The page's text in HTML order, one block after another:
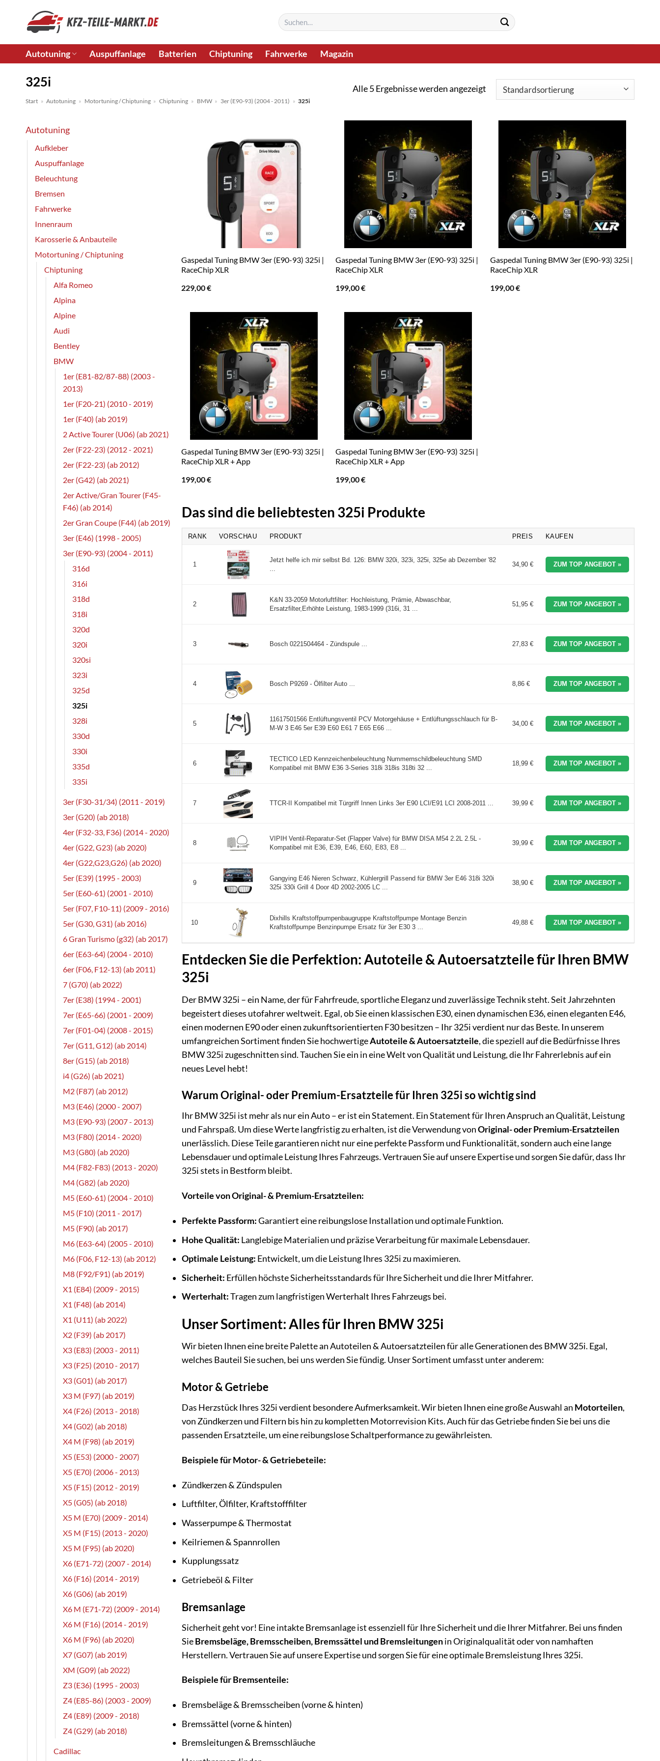
springen
Suchen
nach:
Autotuning Auspuffanlage Batterien Chiptuning Fahrwerke Magazin
325i
Start » Autotuning » Motortuning / Chiptuning » Chiptuning » BMW » 3er (E90-93) (2004 - 2011) » 325i
Alle 5 Ergebnisse werden angezeigt
Autotuning
Aufkleber
Auspuffanlage
Beleuchtung
Bremsen
Fahrwerke
Innenraum
Karosserie & Anbauteile
Motortuning / Chiptuning
Chiptuning
Alfa Romeo
Alpina
Alpine
Audi
Bentley
BMW
1er (E81-82/87-88) (2003 -
2013)
1er (F20-21) (2010 - 2019)
1er (F40) (ab 2019)
2 Active Tourer (U06) (ab 2021)
2er (F22-23) (2012 - 2021)
2er (F22-23) (ab 2012)
2er (G42) (ab 2021)
2er Active/Gran Tourer (F45-
F46) (ab 2014)
2er Gran Coupe (F44) (ab 2019)
3er (E46) (1998 - 2005)
3er (E90-93) (2004 - 2011)
316d
316i
318d
318i
320d
320i
320si
323i
325d
325i
328i
330d
330i
335d
335i
3er (F30-31/34) (2011 - 2019)
3er (G20) (ab 2018)
4er (F32-33, F36) (2014 - 2020)
4er (G22, G23) (ab 2020)
4er (G22,G23,G26) (ab 2020)
5er (E39) (1995 - 2003)
5er (E60-61) (2001 - 2010)
5er (F07, F10-11) (2009 - 2016)
5er (G30, G31) (ab 2016)
6 Gran Turismo (g32) (ab 2017)
6er (E63-64) (2004 - 2010)
6er (F06, F12-13) (ab 2011)
7 (G70) (ab 2022)
7er (E38) (1994 - 2001)
7er (E65-66) (2001 - 2009)
7er (F01-04) (2008 - 2015)
7er (G11, G12) (ab 2014)
8er (G15) (ab 2018)
i4 (G26) (ab 2021)
M2 (F87) (ab 2012)
M3 (E46) (2000 - 2007)
M3 (E90-93) (2007 - 2013)
M3 (F80) (2014 - 2020)
M3 (G80) (ab 2020)
M4 (F82-F83) (2013 - 2020)
M4 (G82) (ab 2020)
M5 (E60-61) (2004 - 2010)
M5 (F10) (2011 - 2017)
M5 (F90) (ab 2017)
M6 (E63-64) (2005 - 2010)
M6 (F06, F12-13) (ab 2012)
M8 (F92/F91) (ab 2019)
X1 (E84) (2009 - 2015)
X1 (F48) (ab 2014)
X1 (U11) (ab 2022)
X2 (F39) (ab 2017)
X3 (E83) (2003 - 2011)
X3 (F25) (2010 - 2017)
X3 (G01) (ab 2017)
X3 M (F97) (ab 2019)
X4 (F26) (2013 - 2018)
X4 (G02) (ab 2018)
X4 M (F98) (ab 2019)
X5 (E53) (2000 - 2007)
X5 (E70) (2006 - 2013)
X5 (F15) (2012 - 2019)
X5 (G05) (ab 2018)
X5 M (E70) (2009 - 2014)
X5 M (F15) (2013 - 2020)
X5 M (F95) (ab 2020)
X6 (E71-72) (2007 - 2014)
X6 (F16) (2014 - 2019)
X6 (G06) (ab 2019)
X6 M (E71-72) (2009 - 2014)
X6 M (F16) (2014 - 2019)
X6 M (F96) (ab 2020)
X7 (G07) (ab 2019)
XM (G09) (ab 2022)
Z3 (E36) (1995 - 2003)
Z4 (E85-86) (2003 - 2009)
Z4 (E89) (2009 - 2018)
Z4 (G29) (ab 2018)
Cadillac
Gaspedal Tuning BMW 3er (E90-93) 325i |
RaceChip XLR
229,00€
Gaspedal Tuning BMW 3er (E90-93) 325i |
RaceChip XLR
199,00€
Gaspedal Tuning BMW 3er (E90-93) 325i |
RaceChip XLR
199,00€
Gaspedal Tuning BMW 3er (E90-93) 325i |
RaceChip XLR + App
199,00€
Gaspedal Tuning BMW 3er (E90-93) 325i |
RaceChip XLR + App
199,00€
Das sind die beliebtesten 325i Produkte
RANK VORSCHAU PRODUKT PREIS KAUFEN
1
Jetzt helfe ich mir selbst Bd. 126: BMW 320i, 323i, 325i, 325e ab Dezember '82
...
34,90 € ZUM TOP ANGEBOT »
2
K&N 33-2059 Motorluftfilter: Hochleistung, Prämie, Abwaschbar,
Ersatzfilter,Erhöhte Leistung, 1983-1999 (316i, 31 ...
51,95 € ZUM TOP ANGEBOT »
3 Bosch 0221504464 - Zündspule ... 27,83 € ZUM TOP ANGEBOT »
4 Bosch P9269 - Ölfilter Auto ... 8,86 € ZUM TOP ANGEBOT »
5
11617501566 Entlüftungsventil PCV Motorgehäuse + Entlüftungsschlauch für B-
M-W 3 E46 5er E39 E60 E61 7 E65 E66 ...
34,00 € ZUM TOP ANGEBOT »
6
TECTICO LED Kennzeichenbeleuchtung Nummernschildbeleuchtung SMD
Kompatibel mit BMW E36 3-Series 318i 318is 318ti 32 ...
18,99 € ZUM TOP ANGEBOT »
7 TTCR-II Kompatibel mit Türgriff Innen Links 3er E90 LCI/E91 LCI 2008-2011 ... 39,99 € ZUM TOP ANGEBOT »
8
VIPIH Ventil-Reparatur-Set (Flapper Valve) für BMW DISA M54 2.2L 2.5L -
Kompatibel mit E36, E39, E46, E60, E83, E8 ...
39,99 € ZUM TOP ANGEBOT »
9
Gangying E46 Nieren Schwarz, Kühlergrill Passend für BMW 3er E46 318i 320i
325i 330i Grill 4 Door 4D 2002-2005 LC ...
38,90 € ZUM TOP ANGEBOT »
10
Dixhills Kraftstoffpumpenbaugruppe Kraftstoffpumpe Montage Benzin
Kraftstoffpumpe Benzinpumpe Ersatz für 3er E30 3 ...
49,88 € ZUM TOP ANGEBOT »
Entdecken Sie die Perfektion: Autoteile & Autoersatzteile für Ihren BMW
325i
Der BMW 325i – ein Name, der für Fahrfreude, sportliche Eleganz und zuverlässige Technik steht. Seit Jahrzehnten
begeistert dieses utofahrer weltweit. Egal, ob Sie einen klassischen E30, einen dynamischen E36, einen eleganten E46,
einen modernen E90 oder einen zukunftsorientierten F30 besitzen – Ihr 325i verdient nur das Beste. In unserem
umfangreichen Sortiment finden Sie hochwertigeAutoteile & Autoersatzteile, die speziell auf die Bedürfnisse Ihres
BMW 325i zugeschnitten sind. Tauchen Sie ein in eine Welt von Qualität und Leistung, die Ihr Fahrerlebnis auf ein
neues Level hebt!
Warum Original- oder Premium-Ersatzteile für Ihren 325i so wichtig sind
Ihr BMW 325i ist mehr als nur ein Auto – er ist ein Statement. Ein Statement für Ihren Anspruch an Qualität, Leistung
und Fahrspaß. Um diese Werte langfristig zu erhalten, ist die Verwendung vonOriginal- oder Premium-Ersatzteilen
unerlässlich. Diese Teile garantieren nicht nur eine perfekte Passform und Funktionalität, sondern auch eine lange
Lebensdauer und optimale Leistung Ihres Fahrzeugs. Vertrauen Sie auf unsere Expertise und sorgen Sie dafür, dass Ihr
325i stets in Bestform bleibt.
Vorteile von Original- & Premium-Ersatzteilen:
Perfekte Passform:Garantiert eine reibungslose Installation und optimale Funktion.
Hohe Qualität: Langlebige Materialien und präzise Verarbeitung für maximale Lebensdauer.
Optimale Leistung: Entwickelt, um die Leistung Ihres 325i zu maximieren.
Sicherheit: Erfüllen höchste Sicherheitsstandards für Ihre Sicherheit und die Ihrer Mitfahrer.
Werterhalt:Tragen zum langfristigen Werterhalt Ihres Fahrzeugs bei.
Unser Sortiment: Alles für Ihren BMW 325i
Wir bieten Ihnen eine breite Palette an Autoteilen & Autoersatzteilen für alle Generationen des BMW 325i. Egal,
welches Bauteil Sie suchen, bei uns werden Sie fündig. Unser Sortiment umfasst unter anderem:
Motor & Getriebe
Das Herzstück Ihres 325i verdient besondere Aufmerksamkeit. Wir bieten Ihnen eine große Auswahl an Motorteilen,
von Zündkerzen und Filtern bis hin zu kompletten Motorrevision Kits. Auch für das Getriebe finden Sie bei uns die
passenden Ersatzteile, um eine reibungslose Schaltperformance zu gewährleisten.
Beispiele für Motor- & Getriebeteile:
Zündkerzen & Zündspulen
Luftfilter, Ölfilter, Kraftstofffilter
Wasserpumpe & Thermostat
Keilriemen & Spannrollen
Kupplungssatz
Getriebeöl & Filter
Bremsanlage
Sicherheit geht vor! Eine intakte Bremsanlage ist essenziell für Ihre Sicherheit und die Ihrer Mitfahrer. Bei uns finden
SieBremsbeläge, Bremsscheiben, Bremssättel und Bremsleitungenin Originalqualität oder von namhaften
Herstellern. Vertrauen Sie auf unsere Expertise und sorgen Sie für eine optimale Bremsleistung Ihres 325i.
Beispiele für Bremsenteile:
Bremsbeläge & Bremsscheiben (vorne & hinten)
Bremssättel (vorne & hinten)
Bremsleitungen & Bremsschläuche